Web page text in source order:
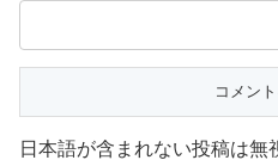
日本語が含まれない投稿は無